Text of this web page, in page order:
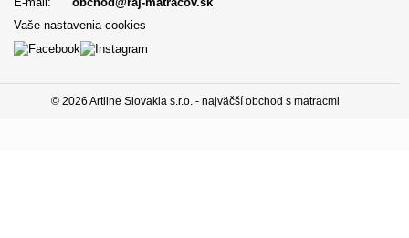
© 2026 Artline Slovakia s.r.o. - najväčší obchod s matracmi
Vaše nastavenia cookies